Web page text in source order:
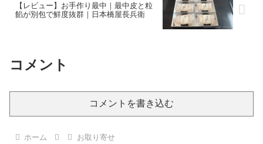
【レビュー】お手作り最中｜最中皮と粒
餡が別包で鮮度抜群｜日本橋屋長兵衛
コメント
コメントを書き込む
ホーム お取り寄せ